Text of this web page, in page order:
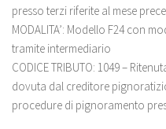
presso terzi riferite al mese
MODALITA’: Modello F24 con
tramite intermediario
CODICE TRIBUTO: 1049 –
dovuta dal creditore
procedure di pignoramento